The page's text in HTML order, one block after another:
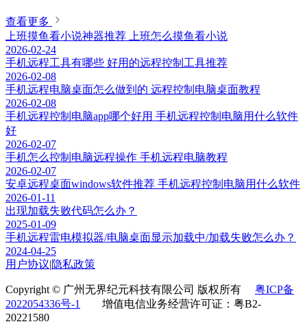
查看更多
上班摸鱼看小说神器推荐 上班怎么摸鱼看小说
2026-02-24
手机远程工具有哪些 好用的远程控制工具推荐
2026-02-08
手机远程电脑桌面怎么做到的 远程控制电脑桌面教程
2026-02-08
手机远程控制电脑app哪个好用 手机远程控制电脑用什么软件
好
2026-02-07
手机怎么控制电脑远程操作 手机远程电脑教程
2026-02-07
安卓远程桌面windows软件推荐 手机远程控制电脑用什么软件
2026-01-11
出现加载失败代码怎么办？
2025-01-09
手机远程雷电模拟器/电脑桌面显示加载中/加载失败怎么办？
2024-04-25
用户协议|隐私政策
Copyright © 广州无界纪元科技有限公司 版权所有 粤ICP备
2022054336号-1
增值电信业务经营许可证：粤B2-
20221580